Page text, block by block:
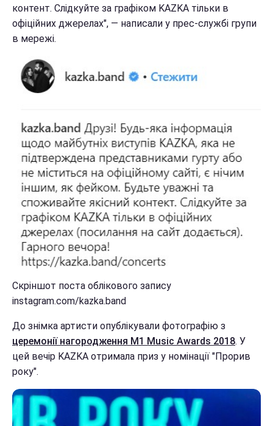
контент. Слідкуйте за графіком KAZKA тільки в
офіційних джерелах", — написали у прес-службі групи
в мережі.
Скріншот поста облікового запису
instagram.com/kazka.band
До знімка артисти опублікували фотографію з
церемонії нагородження M1 Music Awards 2018. У
цей вечір KAZKA отримала приз у номінації "Прорив
року".